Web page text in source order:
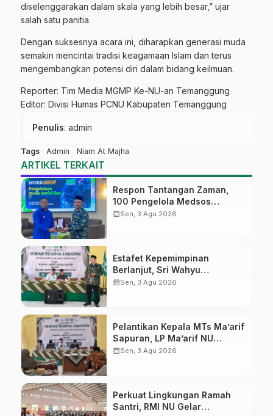
diselenggarakan dalam skala yang lebih besar,” ujar
salah satu panitia.
Dengan suksesnya acara ini, diharapkan generasi muda
semakin mencintai tradisi keagamaan Islam dan terus
mengembangkan potensi diri dalam bidang keilmuan.
Reporter: Tim Media MGMP Ke-NU-an Temanggung
Editor: Divisi Humas PCNU Kabupaten Temanggung
Penulis: admin
Tags Admin Niam At Majha
ARTIKEL TERKAIT
Respon Tantangan Zaman,
100 Pengelola Medsos
Sekolah Ma’arif Pekalongan
calendar_monthSen, 3 Agu 2026
Estafet Kepemimpinan
Berlanjut, Sri Wahyu
Susilowati Resmi Pimpin MTs
calendar_monthSen, 3 Agu 2026
Pelantikan Kepala MTs Ma’arif
Sapuran, LP Ma’arif NU
Wonosobo Tekankan Lima
calendar_monthSen, 3 Agu 2026
Perkuat Lingkungan Ramah
Santri, RMI NU Gelar